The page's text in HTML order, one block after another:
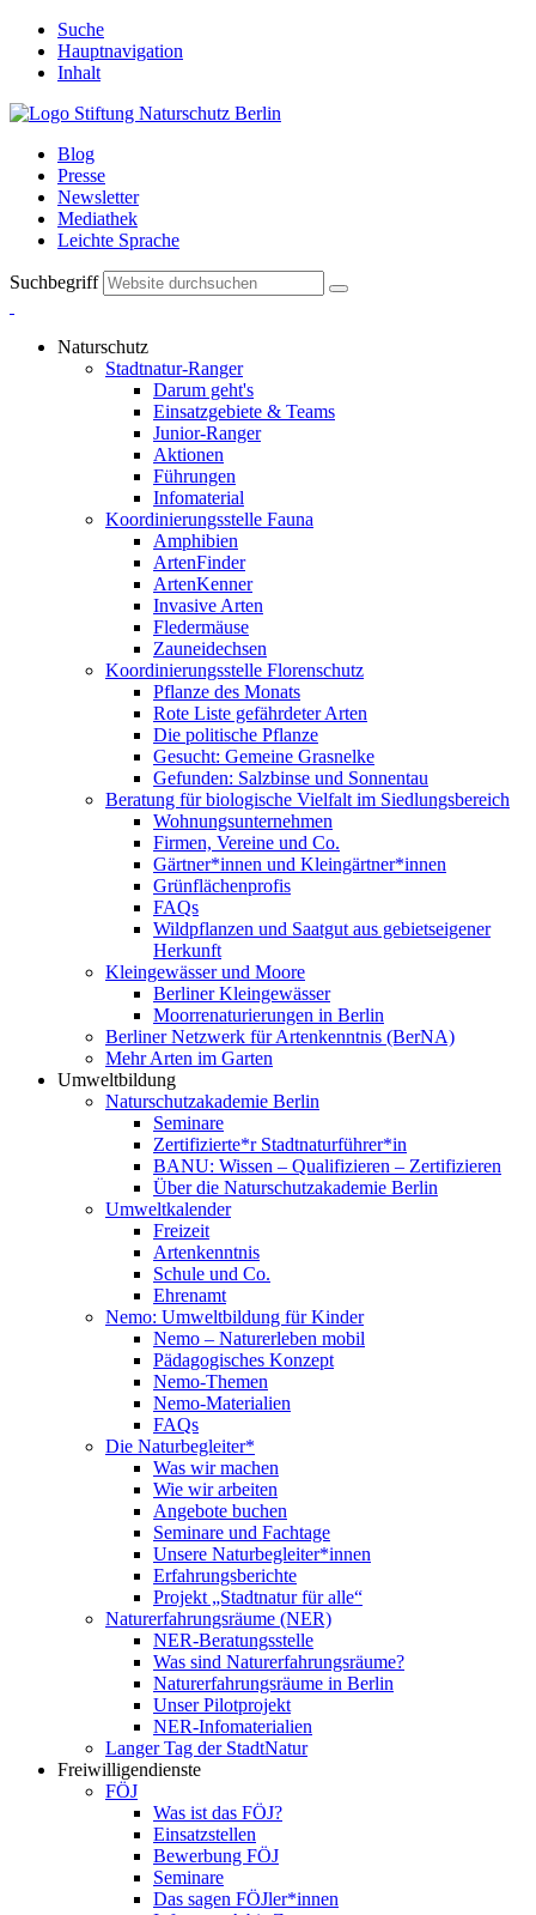
Suche
Hauptnavigation
Inhalt
Blog
Presse
Newsletter
Mediathek
Leichte Sprache
Suchbegriff
Naturschutz
Stadtnatur-Ranger
Darum geht's
Einsatzgebiete & Teams
Junior-Ranger
Aktionen
Führungen
Infomaterial
Koordinierungsstelle Fauna
Amphibien
ArtenFinder
ArtenKenner
Invasive Arten
Fledermäuse
Zauneidechsen
Koordinierungsstelle Florenschutz
Pflanze des Monats
Rote Liste gefährdeter Arten
Die politische Pflanze
Gesucht: Gemeine Grasnelke
Gefunden: Salzbinse und Sonnentau
Beratung für biologische Vielfalt im Siedlungsbereich
Wohnungsunternehmen
Firmen, Vereine und Co.
Gärtner*innen und Kleingärtner*innen
Grünflächenprofis
FAQs
Wildpflanzen und Saatgut aus gebietseigener
Herkunft
Kleingewässer und Moore
Berliner Kleingewässer
Moorrenaturierungen in Berlin
Berliner Netzwerk für Artenkenntnis (BerNA)
Mehr Arten im Garten
Umweltbildung
Naturschutzakademie Berlin
Seminare
Zertifizierte*r Stadtnaturführer*in
BANU: Wissen – Qualifizieren – Zertifizieren
Über die Naturschutzakademie Berlin
Umweltkalender
Freizeit
Artenkenntnis
Schule und Co.
Ehrenamt
Nemo: Umweltbildung für Kinder
Nemo – Naturerleben mobil
Pädagogisches Konzept
Nemo-Themen
Nemo-Materialien
FAQs
Die Naturbegleiter*
Was wir machen
Wie wir arbeiten
Angebote buchen
Seminare und Fachtage
Unsere Naturbegleiter*innen
Erfahrungsberichte
Projekt „Stadtnatur für alle“
Naturerfahrungsräume (NER)
NER-Beratungsstelle
Was sind Naturerfahrungsräume?
Naturerfahrungsräume in Berlin
Unser Pilotprojekt
NER-Infomaterialien
Langer Tag der StadtNatur
Freiwilligendienste
FÖJ
Was ist das FÖJ?
Einsatzstellen
Bewerbung FÖJ
Seminare
Das sagen FÖJler*innen